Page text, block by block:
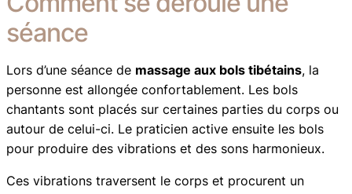
séance
Lors d’une séance de massage aux bols tibétains, la
personne est allongée confortablement. Les bols
chantants sont placés sur certaines parties du corps ou
autour de celui-ci. Le praticien active ensuite les bols
pour produire des vibrations et des sons harmonieux.
Ces vibrations traversent le corps et procurent un